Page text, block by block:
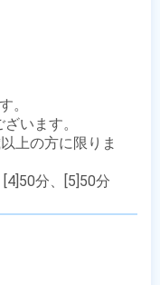
。
います。
上の方に限りま
分、[5]50分